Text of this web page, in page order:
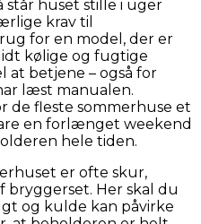
står huset stille i uger
krav til
for en model, der er
kølige og fugtige
at betjene – også for
læst manualen.
de fleste sommerhuse et
en forlænget weekend
hele tiden.
er ofte skur,
Her skal du
og kulde kan påvirke